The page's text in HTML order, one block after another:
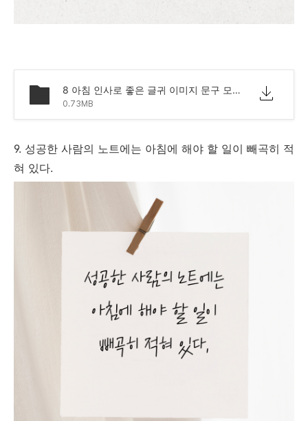
8 아침 인사로 좋은 글귀 이미지 문구 모음.png
0.73MB
9. 성공한 사람의 노트에는 아침에 해야 할 일이 빼곡히 적
혀 있다.